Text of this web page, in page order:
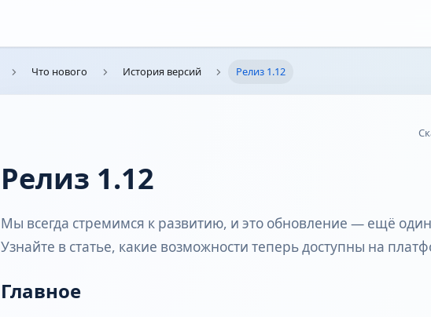
Что нового История версий Релиз 1.12
Релиз 1.12
Мы всегда стремимся к развитию, и это обновление — ещё
Узнайте в статье, какие возможности теперь доступны на
Главное